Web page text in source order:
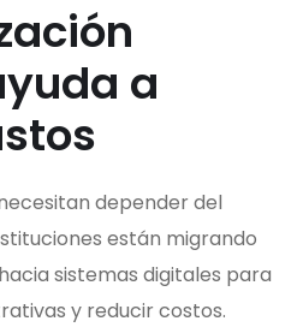
a
depender del
están migrando
sistemas digitales para
y reducir costos.